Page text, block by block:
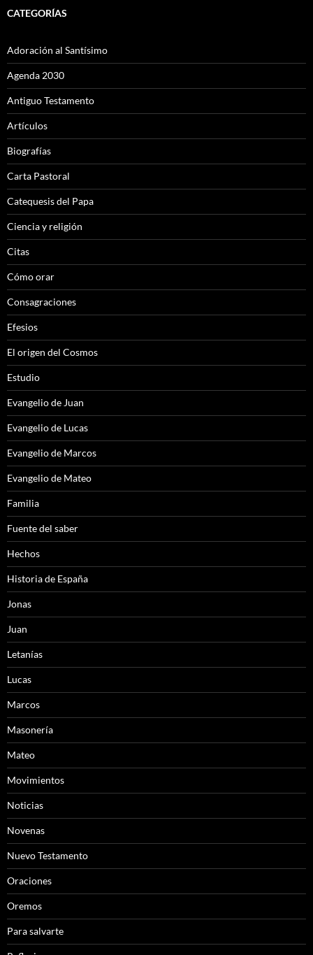
CATEGORÍAS
Adoración al Santísimo
Agenda 2030
Antiguo Testamento
Artículos
Biografías
Carta Pastoral
Catequesis del Papa
Ciencia y religión
Citas
Cómo orar
Consagraciones
Efesios
El origen del Cosmos
Estudio
Evangelio de Juan
Evangelio de Lucas
Evangelio de Marcos
Evangelio de Mateo
Familia
Fuente del saber
Hechos
Historia de España
Jonas
Juan
Letanías
Lucas
Marcos
Masonería
Mateo
Movimientos
Noticias
Novenas
Nuevo Testamento
Oraciones
Oremos
Para salvarte